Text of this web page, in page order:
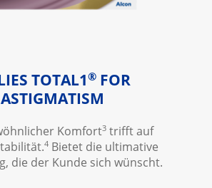
TOTAL1® FOR
ASTIGMATISM
Komfort3 trifft auf
4 Bietet die ultimative